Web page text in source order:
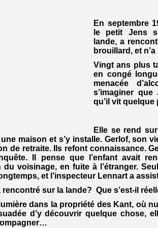
En septembre
le petit Jens
lande, a
brouillard, et
Vingt ans plus
en congé
menacée
s’imaginer
qu’il vit
Elle se rend
maison et s’y installe. Gerlof, son
de retraite. Ils refont connaissance.
Il pense que l’enfant avait
du voisinage, en fuite à l’étranger.
et l’inspecteur Lennart a
sur la lande? Que s’est-il
dans la propriété des Kant, où
d’y découvrir quelque chose,